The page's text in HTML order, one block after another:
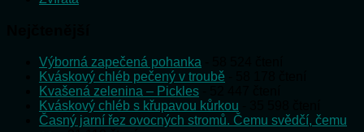
Výborná zapečená pohanka
Kváskový chléb pečený v troubě
Kvašená zelenina – Pickles
Kváskový chléb s křupavou kůrkou
Časný jarní řez ovocných stromů. Čemu svědčí, čemu